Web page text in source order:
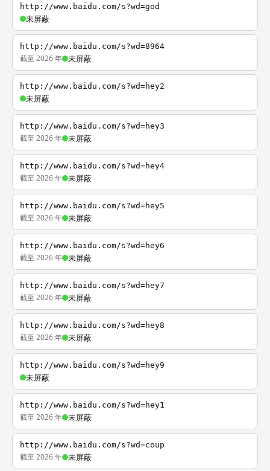
http://www.baidu.com/s?wd=god
未屏蔽
http://www.baidu.com/s?wd=8964
截至 2026 年 未屏蔽
http://www.baidu.com/s?wd=hey2
未屏蔽
http://www.baidu.com/s?wd=hey3
截至 2026 年 未屏蔽
http://www.baidu.com/s?wd=hey4
截至 2026 年 未屏蔽
http://www.baidu.com/s?wd=hey5
截至 2026 年 未屏蔽
http://www.baidu.com/s?wd=hey6
截至 2026 年 未屏蔽
http://www.baidu.com/s?wd=hey7
截至 2026 年 未屏蔽
http://www.baidu.com/s?wd=hey8
截至 2026 年 未屏蔽
http://www.baidu.com/s?wd=hey9
未屏蔽
http://www.baidu.com/s?wd=hey1
截至 2026 年 未屏蔽
http://www.baidu.com/s?wd=coup
截至 2026 年 未屏蔽